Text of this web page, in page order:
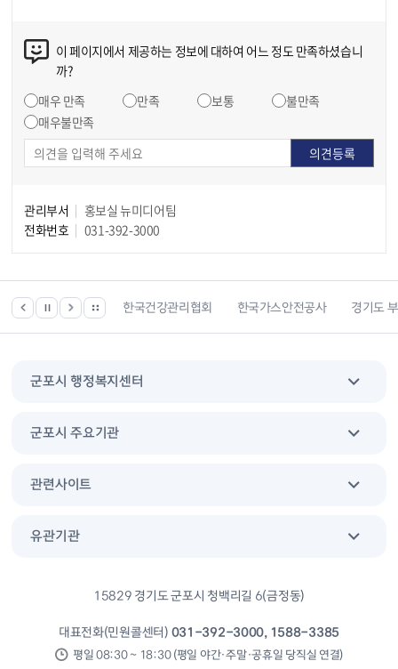
이 페이지에서 제공하는 정보에 대하여 어느 정도 만족하셨습니
까?
매우 만족
만족 보통
불만족
매우불만족
관리부서
홍보실 뉴미디어팀
전화번호
031-392-3000
등 위치찾기서비스 한국건강관리협회 한국가스안전공사 경기도
군포시 행정복지센터
군포시 주요기관
관련사이트
유관기관
15829 경기도 군포시 청백리길 6(금정동)
대표전화(민원콜센터) 031-392-3000, 1588-3385
평일 08:30 ~ 18:30 (평일 야간·주말·공휴일 당직실 연결)